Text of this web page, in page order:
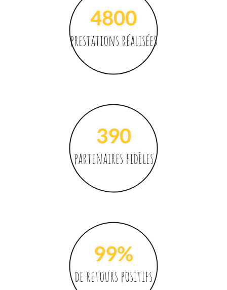
prestations réalisées
4800
partenaires fidèles
390
de retours positifs
99%